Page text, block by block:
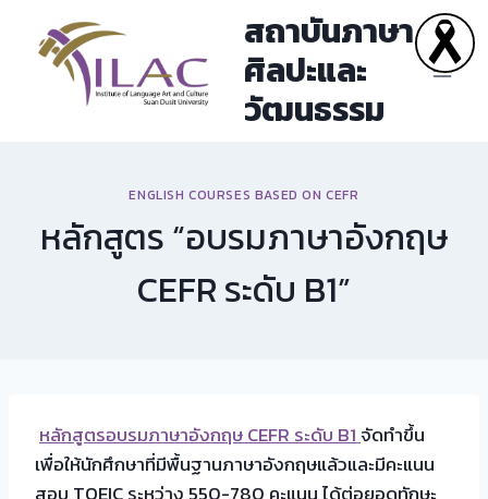
content
สถาบันภาษา
ศิลปะและ
วัฒนธรรม
ENGLISH COURSES BASED ON CEFR
หลักสูตร “อบรมภาษาอังกฤษ
CEFR ระดับ B1”
หลักสูตรอบรมภาษาอังกฤษ CEFR ระดับ B1จัดทำขึ้น
เพื่อให้นักศึกษาที่มีพื้นฐานภาษาอังกฤษแล้วและมีคะแนน